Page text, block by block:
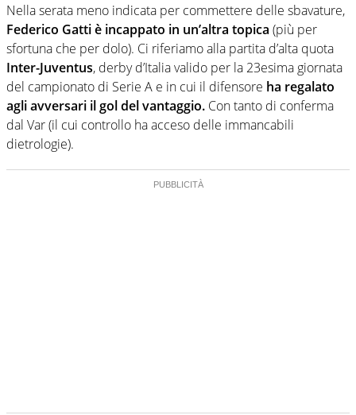
Nella serata meno indicata per commettere delle sbavature,
Federico Gatti è incappato in un’altra topica (più per
sfortuna che per dolo). Ci riferiamo alla partita d’alta quota
Inter-Juventus, derby d’Italia valido per la 23esima giornata
del campionato di Serie A e in cui il difensore ha regalato
agli avversari il gol del vantaggio. Con tanto di conferma
dal Var (il cui controllo ha acceso delle immancabili
dietrologie).